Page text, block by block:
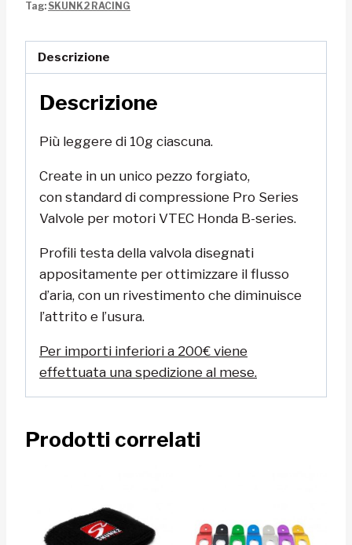
Tag: SKUNK2 RACING
Descrizione
Descrizione
Più leggere di 10g ciascuna.
Create in un unico pezzo forgiato,
con standard di compressione Pro Series
Valvole per motori VTEC Honda B-series.
Profili testa della valvola disegnati
appositamente per ottimizzare il flusso
d’aria, con un rivestimento che diminuisce
l’attrito e l’usura.
Per importi inferiori a 200€ viene
effettuata una spedizione al mese.
Prodotti correlati